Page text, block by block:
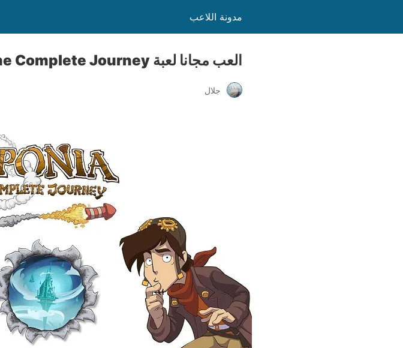
مدونة اللاعب
العب مجانا لعبة Deponia The Complete Journey على منصة Epic Games
جلال